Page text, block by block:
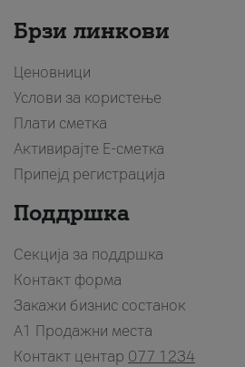
Брзи линкови
Ценовници
Услови за користење
Плати сметка
Активирајте Е-сметка
Припејд регистрација
Поддршка
Секција за поддршка
Контакт форма
Закажи бизнис состанок
A1 Продажни места
Контакт центар 077 1234